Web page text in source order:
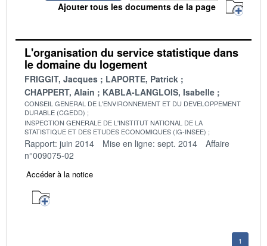
Ajouter tous les documents de la page
L'organisation du service statistique dans
le domaine du logement
FRIGGIT, Jacques
LAPORTE, Patrick
CHAPPERT, Alain
KABLA-LANGLOIS, Isabelle
CONSEIL GENERAL DE L'ENVIRONNEMENT ET DU DEVELOPPEMENT
DURABLE (CGEDD)
INSPECTION GENERALE DE L'INSTITUT NATIONAL DE LA
STATISTIQUE ET DES ETUDES ECONOMIQUES (IG-INSEE)
Rapport: juin 2014 Mise en ligne: sept. 2014
Affaire
n°009075-02
Accéder à la notice
1